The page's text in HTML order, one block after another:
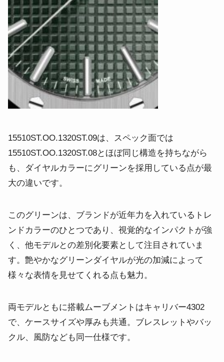
15510ST.OO.1320ST.09は、スペック面では
15510ST.OO.1320ST.08とほぼ同じ構造を持ちながら
も、ダイヤルカラーにグリーンを採用している点が最
大の違いです。
このグリーンは、ブランドが近年力を入れているトレ
ンドカラーのひとつであり、視覚的なインパクトが強
く、他モデルとの差別化要素として注目されていま
す。艶やかなグリーンダイヤルが光の加減によって
様々な表情を見せてくれる点も魅力。
両モデルともに搭載ムーブメントはキャリバー4302
で、ケースサイズや厚みも共通。ブレスレットやバッ
クル、風防なども同一仕様です。